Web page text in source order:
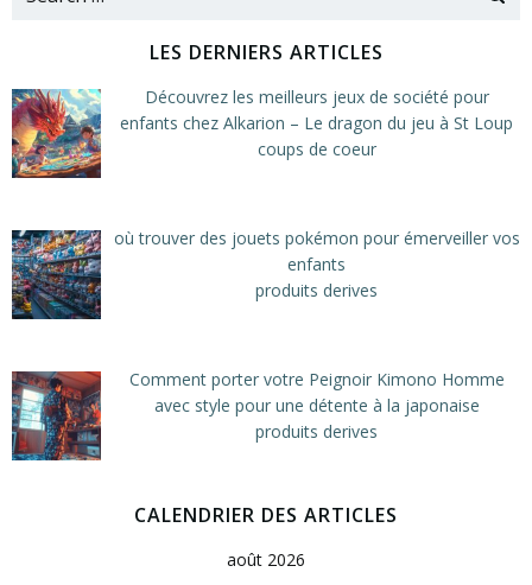
LES DERNIERS ARTICLES
Découvrez les meilleurs jeux de société pour
enfants chez Alkarion – Le dragon du jeu à St Loup
coups de coeur
où trouver des jouets pokémon pour émerveiller vos
enfants
produits derives
Comment porter votre Peignoir Kimono Homme
avec style pour une détente à la japonaise
produits derives
CALENDRIER DES ARTICLES
août 2026